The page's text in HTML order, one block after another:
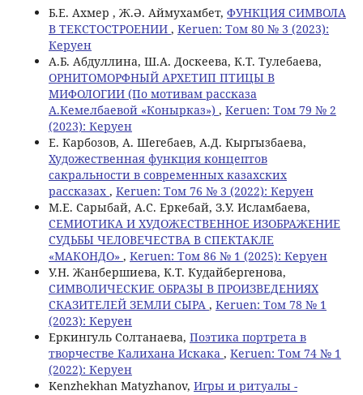
Б.Е. Ахмер , Ж.Ә. Аймухамбет, ФУНКЦИЯ СИМВОЛА
В ТЕКСТОСТРОЕНИИ , Keruen: Том 80 № 3 (2023):
Керуен
А.Б. Абдуллина, Ш.А. Доскеева, К.Т. Тулебаева,
ОРНИТОМОРФНЫЙ АРХЕТИП ПТИЦЫ В
МИФОЛОГИИ (По мотивам рассказа
А.Кемелбаевой «Конырказ») , Keruen: Том 79 № 2
(2023): Керуен
Е. Карбозов, А. Шегебаев, А.Д. Кыргызбаева,
Художественная функция концептов
сакральности в современных казахских
рассказах , Keruen: Том 76 № 3 (2022): Керуен
M.E. Сарыбай, А.С. Еркебай, З.У. Исламбаева,
СЕМИОТИКА И ХУДОЖЕСТВЕННОЕ ИЗОБРАЖЕНИЕ
СУДЬБЫ ЧЕЛОВЕЧЕСТВА В СПЕКТАКЛЕ
«МАКОНДО» , Keruen: Том 86 № 1 (2025): Керуен
У.Н. Жанбершиева, К.Т. Кудайбергенова,
СИМВОЛИЧЕСКИЕ ОБРАЗЫ В ПРОИЗВЕДЕНИЯХ
СКАЗИТЕЛЕЙ ЗЕМЛИ СЫРА , Keruen: Том 78 № 1
(2023): Керуен
Еркингуль Солтанаева, Поэтика портрета в
творчестве Калихана Искака , Keruen: Том 74 № 1
(2022): Керуен
Kenzhekhan Matyzhanov, Игры и ритуалы -